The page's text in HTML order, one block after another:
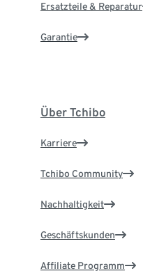
Ersatzteile & Reparatur
Garantie
Über Tchibo
Karriere
Tchibo Community
Nachhaltigkeit
Geschäftskunden
Affiliate Programm